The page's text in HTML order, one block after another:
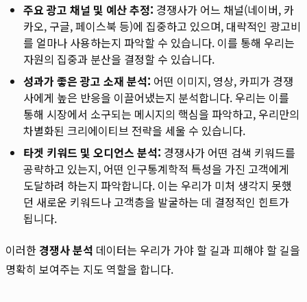
주요 광고 채널 및 예산 추정: 경쟁사가 어느 채널(네이버, 카
카오, 구글, 페이스북 등)에 집중하고 있으며, 대략적인 광고비
를 얼마나 사용하는지 파악할 수 있습니다. 이를 통해 우리는
자원의 집중과 분산을 결정할 수 있습니다.
성과가 좋은 광고 소재 분석: 어떤 이미지, 영상, 카피가 경쟁
사에게 높은 반응을 이끌어냈는지 분석합니다. 우리는 이를
통해 시장에서 소구되는 메시지의 핵심을 파악하고, 우리만의
차별화된 크리에이티브 전략을 세울 수 있습니다.
타겟 키워드 및 오디언스 분석: 경쟁사가 어떤 검색 키워드를
공략하고 있는지, 어떤 인구통계학적 특성을 가진 고객에게
도달하려 하는지 파악합니다. 이는 우리가 미처 생각지 못했
던 새로운 키워드나 고객층을 발굴하는 데 결정적인 힌트가
됩니다.
이러한 경쟁사 분석 데이터는 우리가 가야 할 길과 피해야 할 길을
명확히 보여주는 지도 역할을 합니다.